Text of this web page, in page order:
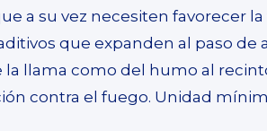
a su vez necesiten favorecer
que expanden al paso
la llama como del humo al
contra el fuego. Unidad